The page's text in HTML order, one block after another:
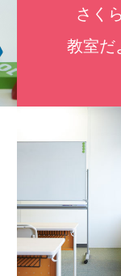
さく
教室だ